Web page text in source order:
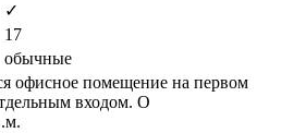
✓
17
обычные
офисное помещение на первом
входом. О